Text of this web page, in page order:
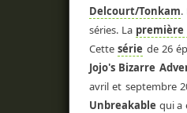
Delcourt/Tonkam.
séries. La première
Cettesérie de 26
Jojo's Bizarre
avril et septembre
Unbreakable qui a